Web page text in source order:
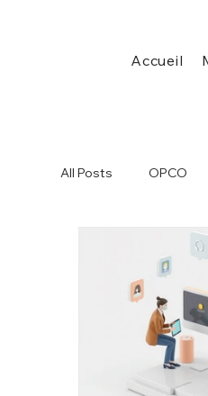
Accueil
All Posts OPCO